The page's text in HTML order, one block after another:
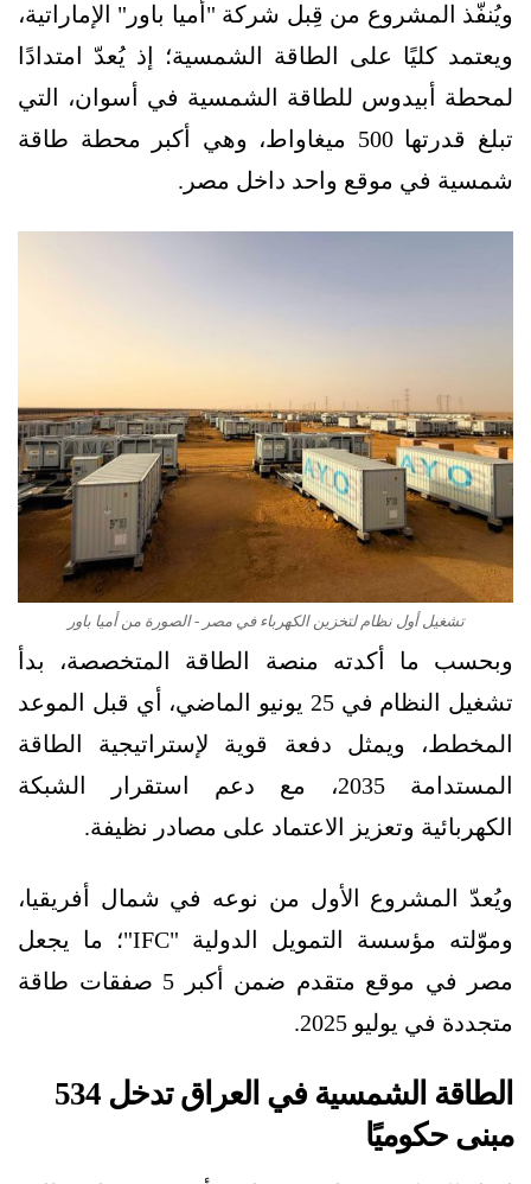
ويُنفّذ المشروع من قِبل شركة "أميا باور" الإماراتية،
ويعتمد كليًا على الطاقة الشمسية؛ إذ يُعدّ امتدادًا
لمحطة أبيدوس للطاقة الشمسية في أسوان، التي
تبلغ قدرتها 500 ميغاواط، وهي أكبر محطة طاقة
شمسية في موقع واحد داخل مصر.
تشغيل أول نظام لتخزين الكهرباء في مصر - الصورة من أميا باور
وبحسب ما أكدته منصة الطاقة المتخصصة، بدأ
تشغيل النظام في 25 يونيو الماضي، أي قبل الموعد
المخطط، ويمثل دفعة قوية لإستراتيجية الطاقة
المستدامة 2035، مع دعم استقرار الشبكة
الكهربائية وتعزيز الاعتماد على مصادر نظيفة.
ويُعدّ المشروع الأول من نوعه في شمال أفريقيا،
وموّلته مؤسسة التمويل الدولية "IFC"؛ ما يجعل
مصر في موقع متقدم ضمن أكبر 5 صفقات طاقة
متجددة في يوليو 2025.
الطاقة الشمسية في العراق تدخل 534
مبنى حكوميًا